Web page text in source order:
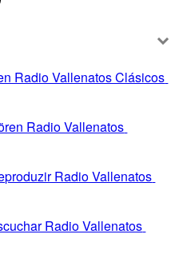
Radio Vallenatos Clásicos
Radio Vallenatos
Radio Vallenatos
Radio Vallenatos